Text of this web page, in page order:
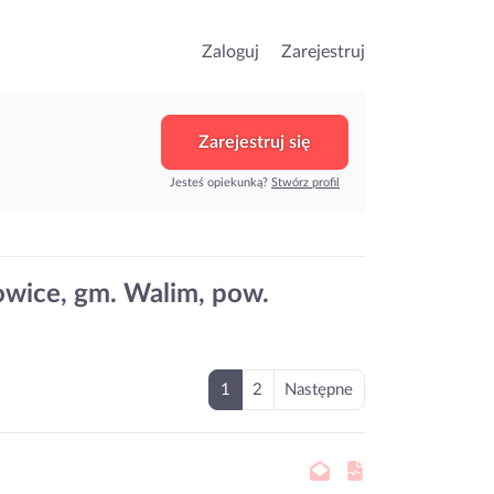
Zaloguj Zarejestruj
Zarejestruj się
Jesteś opiekunką? Stwórz profil
gm. Walim, pow.
1 2 Następne